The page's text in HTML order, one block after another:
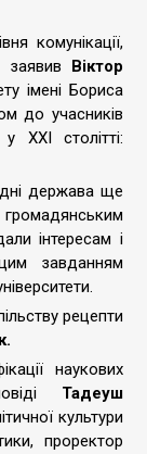
комунікації,
заявив Віктор
імені Бориса
до учасників
ХХІ столітті:
держава ще
громадянським
інтересам і
завданням
рецепти
наукових
Тадеуш
культури
проректор